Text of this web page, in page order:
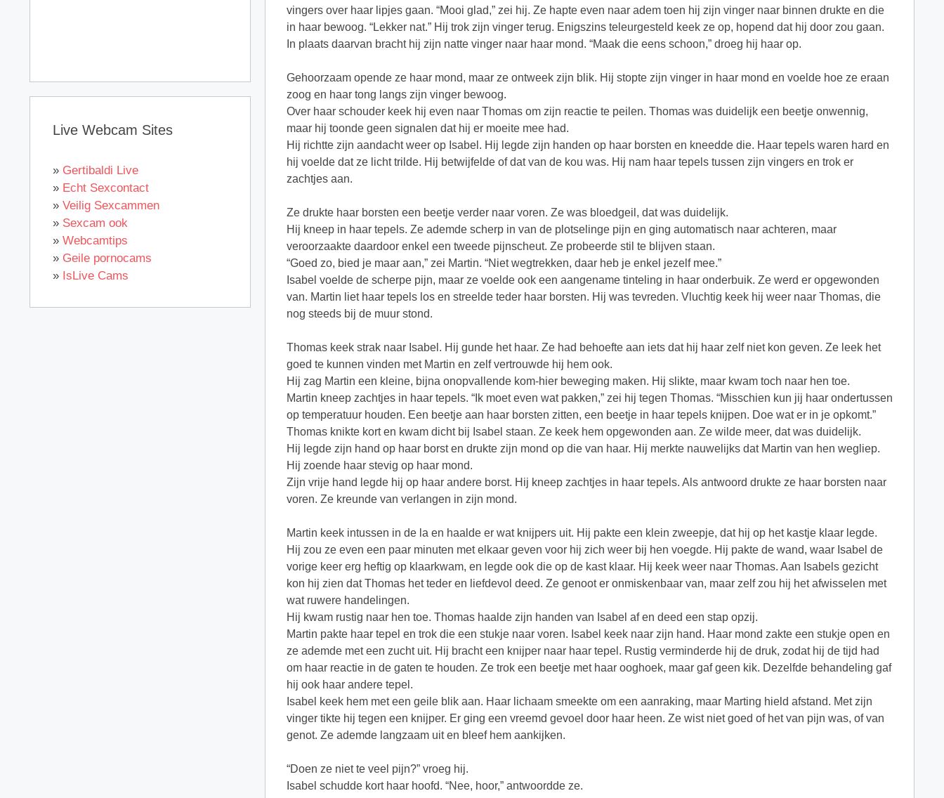
vingers over haar lipjes gaan. “Mooi glad,” zei hij. Ze hapte even naar adem toen hij zijn vinger naar binnen drukte en die
in haar bewoog. “Lekker nat.” Hij trok zijn vinger terug. Enigszins teleurgesteld keek ze op, hopend dat hij door zou gaan.
In plaats daarvan bracht hij zijn natte vinger naar haar mond. “Maak die eens schoon,” droeg hij haar op.
Gehoorzaam opende ze haar mond, maar ze ontweek zijn blik. Hij stopte zijn vinger in haar mond en voelde hoe ze eraan
zoog en haar tong langs zijn vinger bewoog.
Over haar schouder keek hij even naar Thomas om zijn reactie te peilen. Thomas was duidelijk een beetje onwennig,
maar hij toonde geen signalen dat hij er moeite mee had.
Hij richtte zijn aandacht weer op Isabel. Hij legde zijn handen op haar borsten en kneedde die. Haar tepels waren hard en
hij voelde dat ze licht trilde. Hij betwijfelde of dat van de kou was. Hij nam haar tepels tussen zijn vingers en trok er
zachtjes aan.
Ze drukte haar borsten een beetje verder naar voren. Ze was bloedgeil, dat was duidelijk.
Hij kneep in haar tepels. Ze ademde scherp in van de plotselinge pijn en ging automatisch naar achteren, maar
veroorzaakte daardoor enkel een tweede pijnscheut. Ze probeerde stil te blijven staan.
“Goed zo, bied je maar aan,” zei Martin. “Niet wegtrekken, daar heb je enkel jezelf mee.”
Isabel voelde de scherpe pijn, maar ze voelde ook een aangename tinteling in haar onderbuik. Ze werd er opgewonden
van. Martin liet haar tepels los en streelde teder haar borsten. Hij was tevreden. Vluchtig keek hij weer naar Thomas, die
nog steeds bij de muur stond.
Thomas keek strak naar Isabel. Hij gunde het haar. Ze had behoefte aan iets dat hij haar zelf niet kon geven. Ze leek het
goed te kunnen vinden met Martin en zelf vertrouwde hij hem ook.
Hij zag Martin een kleine, bijna onopvallende kom-hier beweging maken. Hij slikte, maar kwam toch naar hen toe.
Martin kneep zachtjes in haar tepels. “Ik moet even wat pakken,” zei hij tegen Thomas. “Misschien kun jij haar ondertussen
op temperatuur houden. Een beetje aan haar borsten zitten, een beetje in haar tepels knijpen. Doe wat er in je opkomt.”
Thomas knikte kort en kwam dicht bij Isabel staan. Ze keek hem opgewonden aan. Ze wilde meer, dat was duidelijk.
Hij legde zijn hand op haar borst en drukte zijn mond op die van haar. Hij merkte nauwelijks dat Martin van hen wegliep.
Hij zoende haar stevig op haar mond.
Zijn vrije hand legde hij op haar andere borst. Hij kneep zachtjes in haar tepels. Als antwoord drukte ze haar borsten naar
voren. Ze kreunde van verlangen in zijn mond.
Martin keek intussen in de la en haalde er wat knijpers uit. Hij pakte een klein zweepje, dat hij op het kastje klaar legde.
Hij zou ze even een paar minuten met elkaar geven voor hij zich weer bij hen voegde. Hij pakte de wand, waar Isabel de
vorige keer erg heftig op klaarkwam, en legde ook die op de kast klaar. Hij keek weer naar Thomas. Aan Isabels gezicht
kon hij zien dat Thomas het teder en liefdevol deed. Ze genoot er onmiskenbaar van, maar zelf zou hij het afwisselen met
wat ruwere handelingen.
Hij kwam rustig naar hen toe. Thomas haalde zijn handen van Isabel af en deed een stap opzij.
Martin pakte haar tepel en trok die een stukje naar voren. Isabel keek naar zijn hand. Haar mond zakte een stukje open en
ze ademde met een zucht uit. Hij bracht een knijper naar haar tepel. Rustig verminderde hij de druk, zodat hij de tijd had
om haar reactie in de gaten te houden. Ze trok een beetje met haar ooghoek, maar gaf geen kik. Dezelfde behandeling gaf
hij ook haar andere tepel.
Isabel keek hem met een geile blik aan. Haar lichaam smeekte om een aanraking, maar Marting hield afstand. Met zijn
vinger tikte hij tegen een knijper. Er ging een vreemd gevoel door haar heen. Ze wist niet goed of het van pijn was, of van
genot. Ze ademde langzaam uit en bleef hem aankijken.
“Doen ze niet te veel pijn?” vroeg hij.
Isabel schudde kort haar hoofd. “Nee, hoor,” antwoordde ze.
Live Webcam Sites
» Gertibaldi Live
» Echt Sexcontact
» Veilig Sexcammen
» Sexcam ook
» Webcamtips
» Geile pornocams
» IsLive Cams